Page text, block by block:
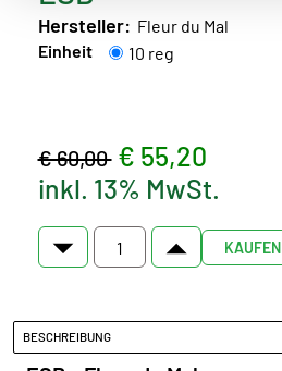
Hersteller: Fleur du Mal
Einheit
10 reg
€ 60,00 € 55,20
inkl. 13% MwSt.
KAUFEN
BESCHREIBUNG